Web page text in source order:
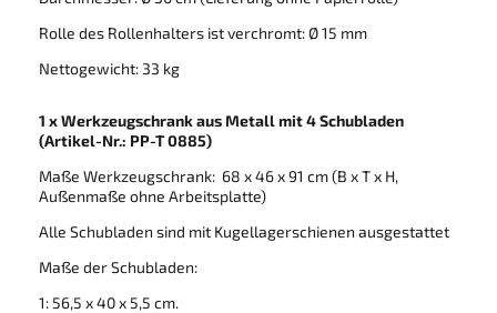
Rolle des Rollenhalters ist verchromt: Ø 15 mm
Nettogewicht: 33 kg
1 x Werkzeugschrank aus Metall mit 4 Schubladen
(Artikel-Nr.: PP-T 0885)
Maße Werkzeugschrank: 68 x 46 x 91 cm (B x T x H,
Außenmaße ohne Arbeitsplatte)
Alle Schubladen sind mit Kugellagerschienen ausgestattet
Maße der Schubladen:
1: 56,5 x 40 x 5,5 cm.